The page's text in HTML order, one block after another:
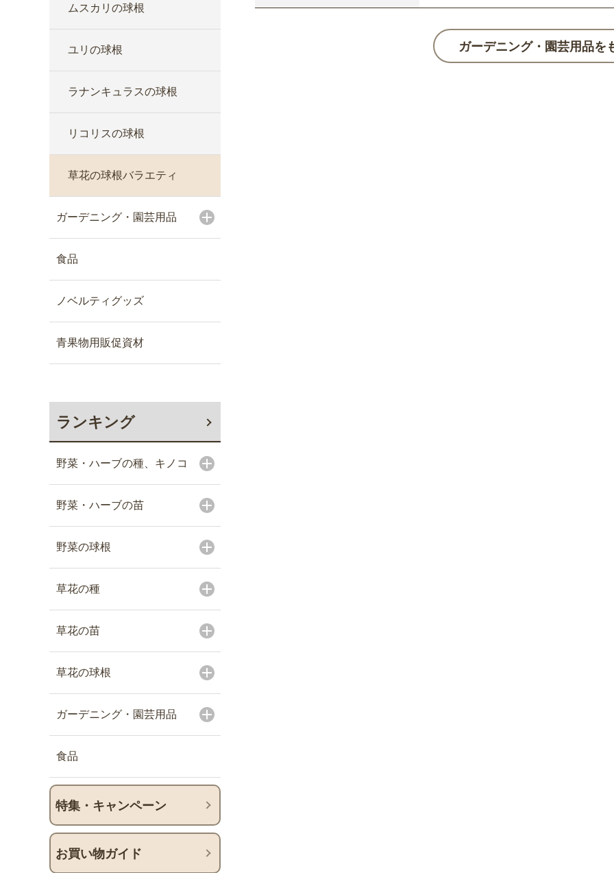
ムスカリの球根
ユリの球根
ラナンキュラスの球根
リコリスの球根
草花の球根バラエティ
ガーデニング・園芸用品
食品
ノベルティグッズ
青果物用販促資材
ランキング
野菜・ハーブの種、キノコ
野菜・ハーブの苗
野菜の球根
草花の種
草花の苗
草花の球根
ガーデニング・園芸用品
食品
特集・キャンペーン
お買い物ガイド
ガーデニング・園芸用品を